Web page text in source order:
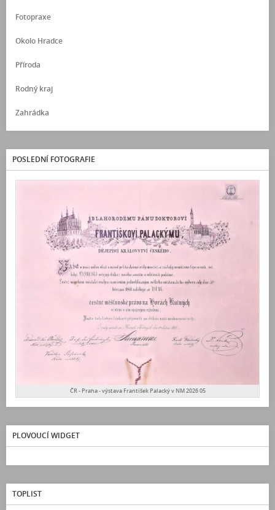
Fotopraxe
Okolo Hradce
Příroda
Rodný kraj
Zahrádka
POSLEDNÍ FOTOGRAFIE
ČR - Praha - výstava František Palacký v NM 2026 05
PLOVOUCÍ WIDGET
TOPLIST